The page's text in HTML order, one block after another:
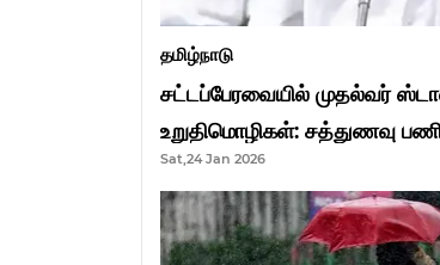
தமிழ்நாடு
சட்டப்பேரவையில் முதல்வர்
உறுதிமொழிகள்: சத்துணவு
ஆசிரியர்களுக்கு ஜாக்பாட்!
Sat,24 Jan 2026